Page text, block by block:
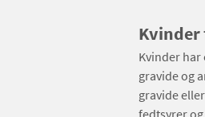
Kvinder
gravide og
gravide